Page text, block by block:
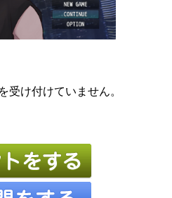
受け付けていません。